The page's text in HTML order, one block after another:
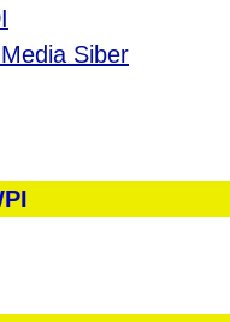
Siber